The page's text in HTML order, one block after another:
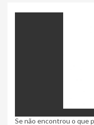
Se não encontrou o que